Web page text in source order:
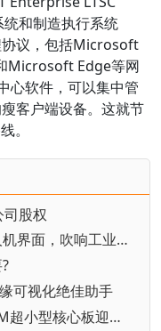
和制造执行系统
协议，包括Microsoft
Microsoft Edge等网
心软件，可以集中管
客户端设备。这就节
。
司股权
▪ 不止于触摸：台达DOP-300S 人机界面，吹响工业物联网集结号
可视化绝佳助手
▪ 超越尺寸限制：ROM-2820 OSM超小型核心板迎接HMI创新潮流